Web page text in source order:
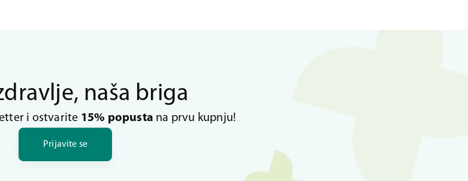
naša briga
i ostvarite 15% popusta na prvu kupnju!
Prijavite se